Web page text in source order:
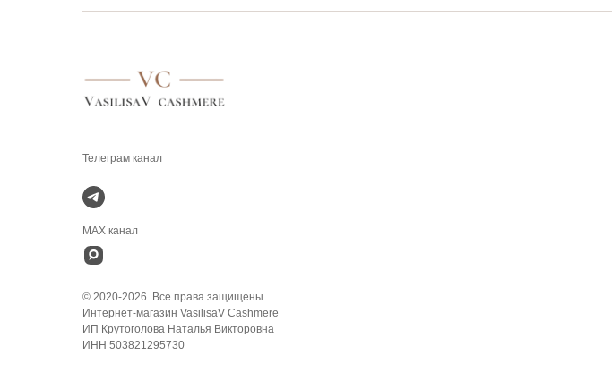
MAX канал
© 2020-2026. Все права защищены
Интернет-магазин VasilisaV Cashmere
ИП Крутоголова Наталья Викторовна
ИНН 503821295730